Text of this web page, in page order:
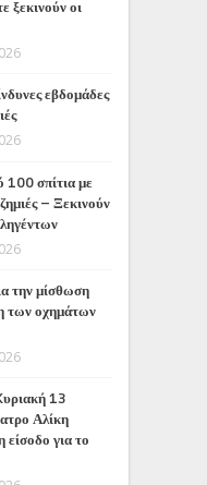
οι
εβδομάδες
σπίτια με
– Ξεκινούν
την μίσθωση
των οχημάτων
13
Αλίκη
για το